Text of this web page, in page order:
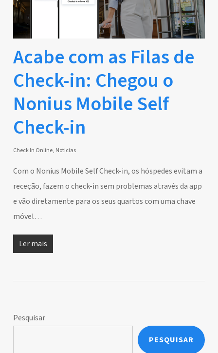
Acabe com as Filas de
Check-in: Chegou o
Nonius Mobile Self
Check-in
Check In Online, Noticias
Com o Nonius Mobile Self Check-in, os hóspedes evitam a
receção, fazem o check-in sem problemas através da app
e vão diretamente para os seus quartos com uma chave
móvel…
Ler mais
Pesquisar
PESQUISAR